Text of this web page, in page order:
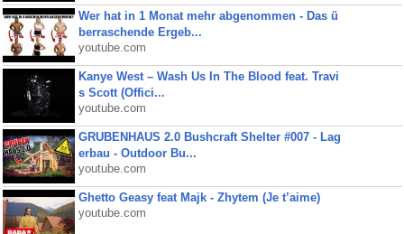
Wer hat in 1 Monat mehr abgenommen - Das ü
berraschende Ergeb...
youtube.com
Kanye West – Wash Us In The Blood feat. Travi
s Scott (Offici...
youtube.com
GRUBENHAUS 2.0 Bushcraft Shelter #007 - Lag
erbau - Outdoor Bu...
youtube.com
Ghetto Geasy feat Majk - Zhytem (Je t’aime)
youtube.com